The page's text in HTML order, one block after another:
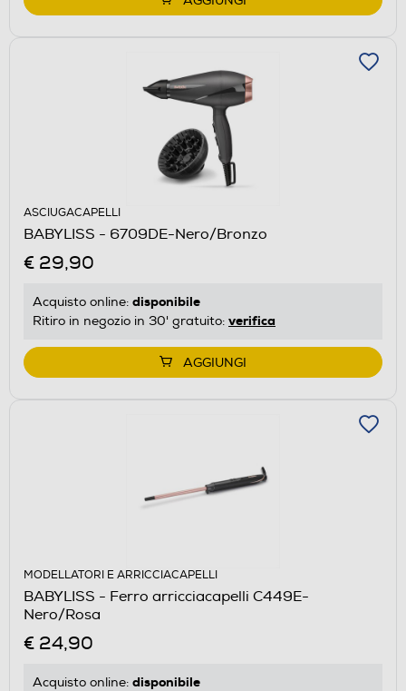
ASCIUGACAPELLI
BABYLISS - 6709DE-Nero/Bronzo
€ 29,90
Acquisto online: disponibile
Ritiro in negozio in 30' gratuito: verifica
AGGIUNGI
MODELLATORI E ARRICCIACAPELLI
BABYLISS - Ferro arricciacapelli C449E-
Nero/Rosa
€ 24,90
Acquisto online: disponibile